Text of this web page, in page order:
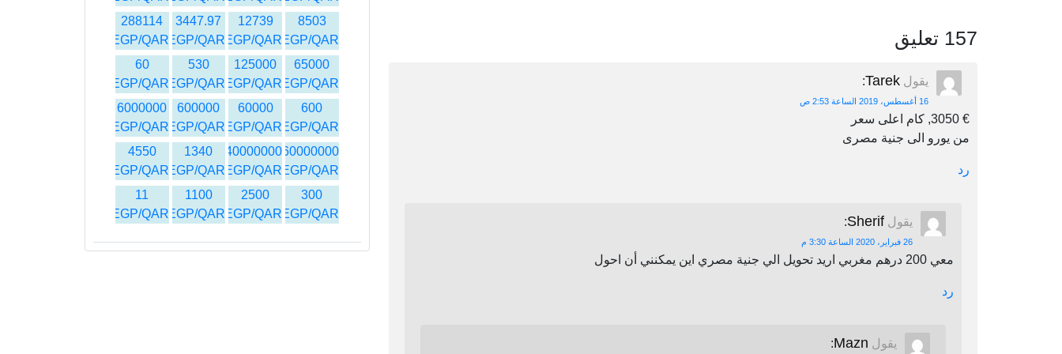
157 تعليق
يقول Tarek
:
16 أغسطس، 2019 الساعة 2:53 ص
€ 3050, كام اعلى سعر
من يورو الى جنية مصرى
رد
يقول Sherif
:
26 فبراير، 2020 الساعة 3:30 م
معي 200 درهم مغربي اريد تحويل الي جنية مصري اين يمكنني أن احول
رد
يقول Mazn
:
8503
EGP/QAR
12739
EGP/QAR
3447.97
EGP/QAR
288114
EGP/QAR
65000
EGP/QAR
125000
EGP/QAR
530
EGP/QAR
60
EGP/QAR
600
EGP/QAR
60000
EGP/QAR
600000
EGP/QAR
6000000
EGP/QAR
60000000
EGP/QAR
40000000
EGP/QAR
1340
EGP/QAR
4550
EGP/QAR
300
EGP/QAR
2500
EGP/QAR
1100
EGP/QAR
11
EGP/QAR